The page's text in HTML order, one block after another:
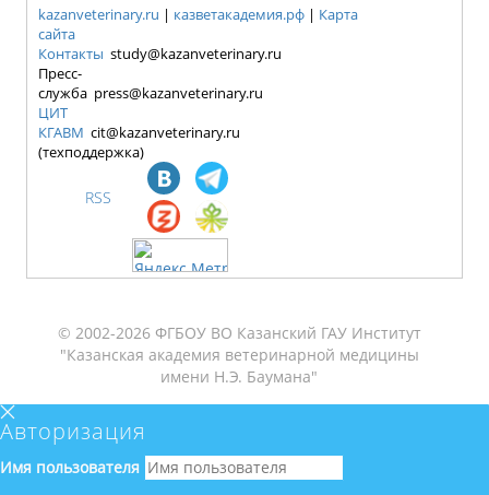
kazanveterinary.ru | казветакадемия.рф | Карта
сайта
Контакты study@kazanveterinary.ru
Пресс-
служба press@kazanveterinary.ru
ЦИТ
КГАВМ cit@kazanveterinary.ru
(техподдержка)
RSS
© 2002-2026 ФГБОУ ВО Казанский ГАУ Институт
"Казанская академия ветеринарной медицины
имени Н.Э. Баумана"
Авторизация
Имя пользователя